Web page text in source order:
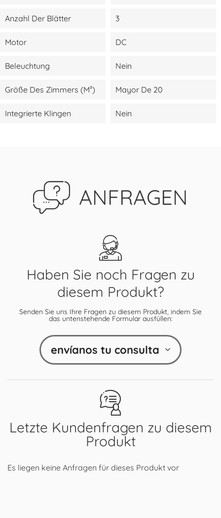
Anzahl Der Blätter 3
Motor DC
Beleuchtung Nein
Größe Des Zimmers (m²) Mayor De 20
Integrierte Klingen Nein
ANFRAGEN
Letzte Kundenfragen zu diesem
Produkt
Es liegen keine Anfragen für dieses Produkt vor
Haben Sie noch Fragen zu
diesem Produkt?
Senden Sie uns Ihre Fragen zu diesem Produkt, indem Sie
das untenstehende Formular ausfüllen:
envíanos tu consulta